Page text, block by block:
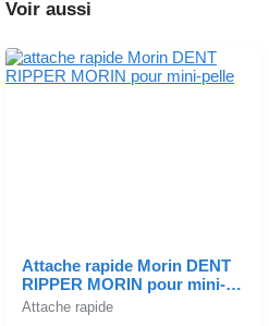
Voir aussi
Attache rapide Morin DENT
RIPPER MORIN pour mini-
pelle
Attache rapide